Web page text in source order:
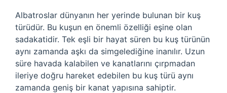
Albatroslar dünyanın her yerinde bulunan bir kuş
türüdür. Bu kuşun en önemli özelliği eşine olan
sadakatidir. Tek eşli bir hayat süren bu kuş türünün
aynı zamanda aşkı da simgelediğine inanılır. Uzun
süre havada kalabilen ve kanatlarını çırpmadan
ileriye doğru hareket edebilen bu kuş türü aynı
zamanda geniş bir kanat yapısına sahiptir.